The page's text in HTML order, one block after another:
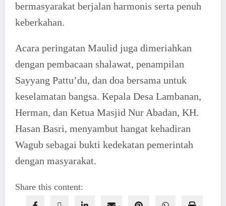
bermasyarakat berjalan harmonis serta penuh
keberkahan.
Acara peringatan Maulid juga dimeriahkan
dengan pembacaan shalawat, penampilan
Sayyang Pattu’du, dan doa bersama untuk
keselamatan bangsa. Kepala Desa Lambanan,
Herman, dan Ketua Masjid Nur Abadan, KH.
Hasan Basri, menyambut hangat kehadiran
Wagub sebagai bukti kedekatan pemerintah
dengan masyarakat.
Share this content: